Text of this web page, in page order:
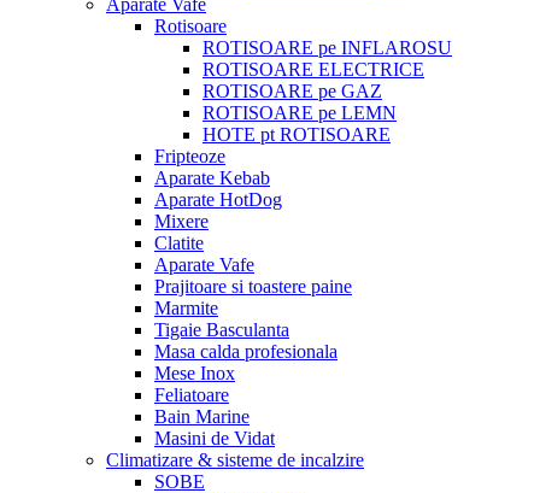
Aparate Vafe
Rotisoare
ROTISOARE pe INFLAROSU
ROTISOARE ELECTRICE
ROTISOARE pe GAZ
ROTISOARE pe LEMN
HOTE pt ROTISOARE
Fripteoze
Aparate Kebab
Aparate HotDog
Mixere
Clatite
Aparate Vafe
Prajitoare si toastere paine
Marmite
Tigaie Basculanta
Masa calda profesionala
Mese Inox
Feliatoare
Bain Marine
Masini de Vidat
Climatizare & sisteme de incalzire
SOBE